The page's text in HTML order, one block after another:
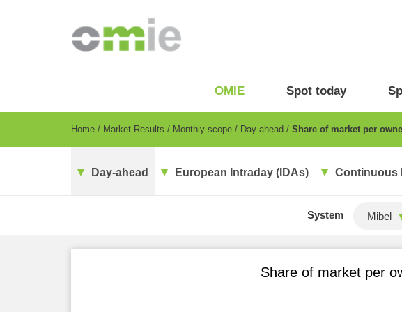
EN
OMIE Spot today
Breadcrumb
Home Market Results Monthly scope Day-ahead Share of market per
Day-ahead European Intraday (IDAs) Continuous
System Mibel
Share of market per